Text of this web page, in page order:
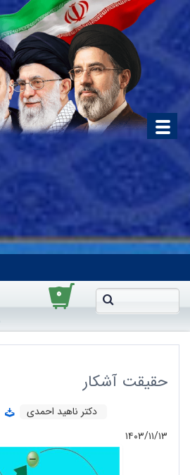
۰
حقیقت آشکار
دکتر ناهید احمدی
۱۴۰۳/۱۱/۱۳